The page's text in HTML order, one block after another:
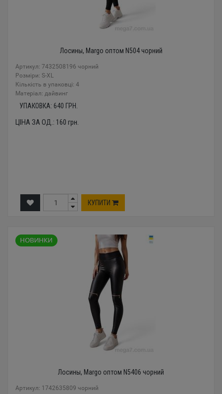
Лосины, Margo оптом N504 чорний
Артикул: 7432508196 чорний
Розміри: S-XL
Кількість в упаковці: 4
Mатеріал: дайвинг
УПАКОВКА: 640 ГРН.
ЦІНА ЗА ОД.: 160 грн.
КУПИТИ
Лосины, Margo оптом N5406 чорний
Артикул: 1742635809 чорний